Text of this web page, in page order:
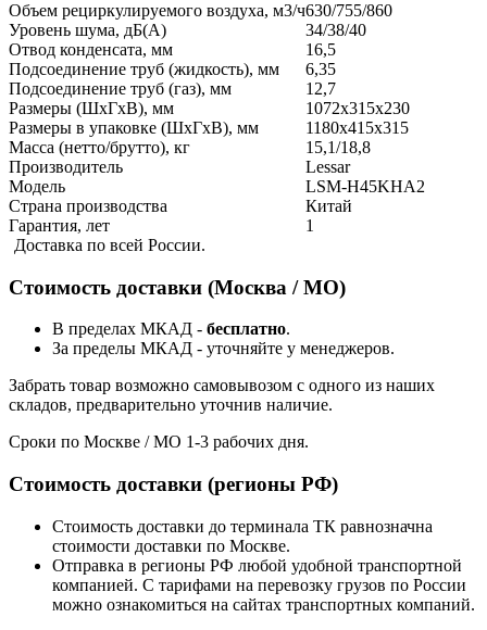
Объем рециркулируемого воздуха, м3/ч630/755/860
Уровень шума, дБ(А)
34/38/40
Отвод конденсата, мм
16,5
Подсоединение труб (жидкость), мм
6,35
Подсоединение труб (газ), мм
12,7
Размеры (ШxГxВ), мм
1072x315x230
Размеры в упаковке (ШxГxВ), мм
1180x415x315
Масса (нетто/брутто), кг
15,1/18,8
Производитель
Lessar
Модель
LSM-H45KHA2
Страна производства
Китай
Гарантия, лет
1
Доставка по всей России.
Стоимость доставки (Москва / МО)
В пределах МКАД - бесплатно.
За пределы МКАД - уточняйте у менеджеров.
Забрать товар возможно самовывозом с одного из наших
складов, предварительно уточнив наличие.
Сроки по Москве / МО 1-3 рабочих дня.
Стоимость доставки (регионы РФ)
Стоимость доставки до терминала ТК равнозначна
стоимости доставки по Москве.
Отправка в регионы РФ любой удобной транспортной
компанией. С тарифами на перевозку грузов по России
можно ознакомиться на сайтах транспортных компаний.